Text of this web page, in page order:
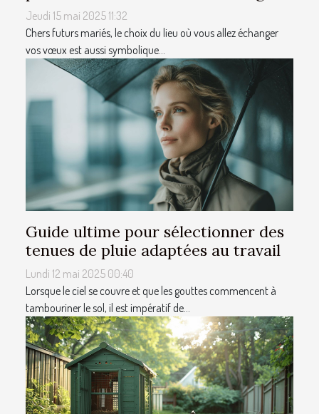
Jeudi 15 mai 2025 11:32
Chers futurs mariés, le choix du lieu où vous allez échanger
vos vœux est aussi symbolique...
Guide ultime pour sélectionner des
tenues de pluie adaptées au travail
Lundi 12 mai 2025 00:40
Lorsque le ciel se couvre et que les gouttes commencent à
tambouriner le sol, il est impératif de...